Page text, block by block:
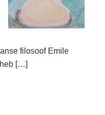
filosoof Emile
heb […]